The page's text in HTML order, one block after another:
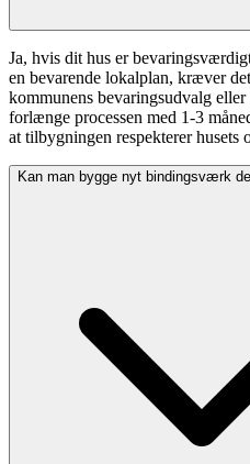
Ja, hvis dit hus er
en bevarende lokalplan, kræver
kommunens bevaringsudvalg
forlænge processen med 1-3
at tilbygningen respekterer husets
Kan man bygge nyt bindingsværk